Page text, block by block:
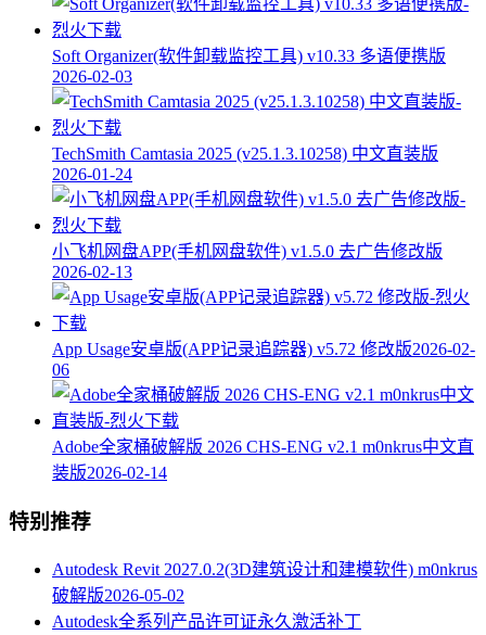
Soft Organizer(软件卸载监控工具) v10.33 多语便携版
2026-02-03
TechSmith Camtasia 2025 (v25.1.3.10258) 中文直装版
2026-01-24
小飞机网盘APP(手机网盘软件) v1.5.0 去广告修改版
2026-02-13
App Usage安卓版(APP记录追踪器) v5.72 修改版2026-02-
06
Adobe全家桶破解版 2026 CHS-ENG v2.1 m0nkrus中文直
装版2026-02-14
特别推荐
Autodesk Revit 2027.0.2(3D建筑设计和建模软件) m0nkrus
破解版2026-05-02
Autodesk全系列产品许可证永久激活补丁